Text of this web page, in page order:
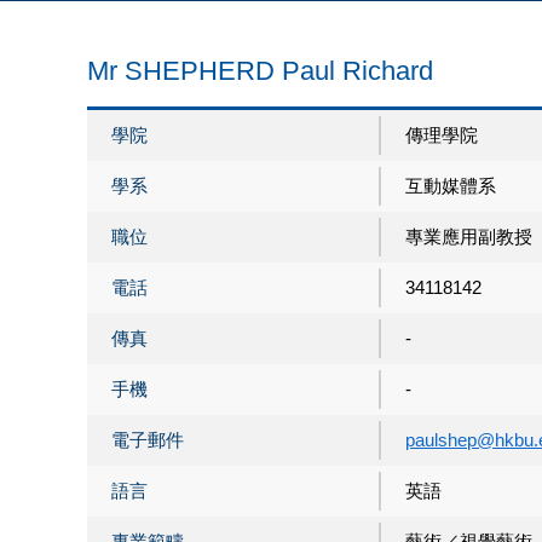
Mr SHEPHERD Paul Richard
學院 傳理學院
學系 互動媒體系
職位 專業應用副教授
電話 34118142
傳真 -
手機 -
電子郵件
語言 英語